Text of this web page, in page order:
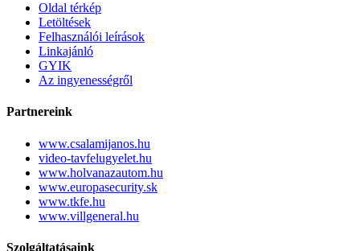
Oldal térkép
Letöltések
Felhasználói leírások
Linkajánló
GYIK
Az ingyenességről
Partnereink
www.csalamijanos.hu
video-tavfelugyelet.hu
www.holvanazautom.hu
www.europasecurity.sk
www.tkfe.hu
www.villgeneral.hu
Szolgáltatásaink